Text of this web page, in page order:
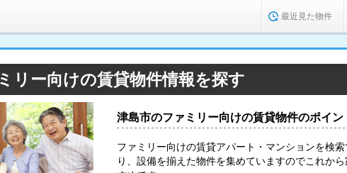
最近見た物件
リー向けの賃貸物件情報を探す
津島市のファミリー向けの賃貸物件のポイン
ファミリー向けの賃貸アパート・マンションを検
り、設備を揃えた物件を集めていますのでこれか